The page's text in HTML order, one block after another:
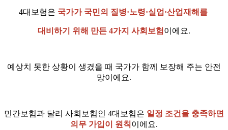
4대보험은 국가가 국민의 질병·노령·실업·산업재해를
대비하기 위해 만든 4가지 사회보험 이에요.
예상치 못한 상황이 생겼을 때 국가가 함께 보장해 주는 안전
망이에요.
민간보험과 달리 사회보험인 4대보험은 일정 조건을 충족하면
의무 가입이 원칙이에요.